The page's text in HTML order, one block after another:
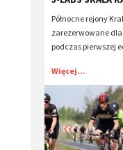
Północne rejony
zarezerwowane
podczas pierwszej
Więcej...